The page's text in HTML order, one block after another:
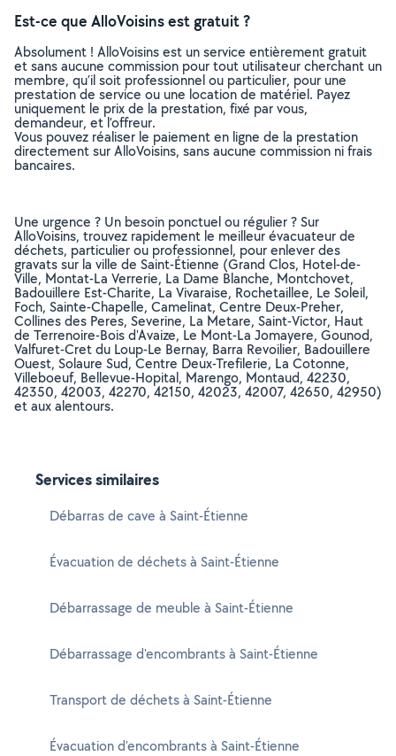
Est-ce que AlloVoisins est gratuit ?
Absolument ! AlloVoisins est un service entièrement gratuit
et sans aucune commission pour tout utilisateur cherchant un
membre, qu’il soit professionnel ou particulier, pour une
prestation de service ou une location de matériel. Payez
uniquement le prix de la prestation, fixé par vous,
demandeur, et l’offreur.
Vous pouvez réaliser le paiement en ligne de la prestation
directement sur AlloVoisins, sans aucune commission ni frais
bancaires.
Une urgence ? Un besoin ponctuel ou régulier ? Sur
AlloVoisins, trouvez rapidement le meilleur évacuateur de
déchets, particulier ou professionnel, pour enlever des
gravats sur la ville de Saint-Étienne (Grand Clos, Hotel-de-
Ville, Montat-La Verrerie, La Dame Blanche, Montchovet,
Badouillere Est-Charite, La Vivaraise, Rochetaillee, Le Soleil,
Foch, Sainte-Chapelle, Camelinat, Centre Deux-Preher,
Collines des Peres, Severine, La Metare, Saint-Victor, Haut
de Terrenoire-Bois d'Avaize, Le Mont-La Jomayere, Gounod,
Valfuret-Cret du Loup-Le Bernay, Barra Revoilier, Badouillere
Ouest, Solaure Sud, Centre Deux-Trefilerie, La Cotonne,
Villeboeuf, Bellevue-Hopital, Marengo, Montaud, 42230,
42350, 42003, 42270, 42150, 42023, 42007, 42650, 42950)
et aux alentours.
Services similaires
Débarras de cave à Saint-Étienne
Évacuation de déchets à Saint-Étienne
Débarrassage de meuble à Saint-Étienne
Débarrassage d'encombrants à Saint-Étienne
Transport de déchets à Saint-Étienne
Évacuation d'encombrants à Saint-Étienne